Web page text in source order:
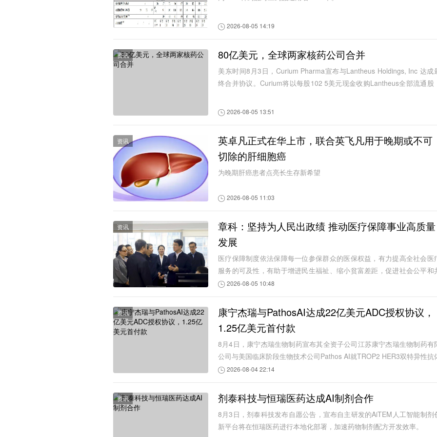
2026-08-05 14:19
资讯 80亿美元，全球两家核药公司合并
美东时间8月3日，Curium Pharma宣布与Lantheus Holdings, Inc 达成
终合并协议。Curium将以每股102 5美元现金收购Lantheus全部流通股
2026-08-05 13:51
资讯
英卓凡正式在华上市，联合英飞凡用于晚期或不可
切除的肝细胞癌
为晚期肝癌患者点亮长生存新希望
2026-08-05 11:03
资讯
章科：坚持为人民出政绩 推动医疗保障事业高质量
发展
医疗保障制度依法保障每一位参保群众的医保权益，有力提高全社会医
服务的可及性，有助于增进民生福祉、缩小贫富差距，促进社会公平和
同富裕。
2026-08-05 10:48
资讯
康宁杰瑞与PathosAI达成22亿美元ADC授权协议，
1.25亿美元首付款
8月4日，康宁杰瑞生物制药宣布其全资子公司江苏康宁杰瑞生物制药有
公司与美国临床阶段生物技术公司Pathos AI就TROP2 HER3双特异性抗
偶联药物JSKN016达成独家授权许可协议。
2026-08-04 22:14
资讯 剂泰科技与恒瑞医药达成AI制剂合作
8月3日，剂泰科技发布自愿公告，宣布自主研发的AiTEM人工智能制剂
新平台将在恒瑞医药进行本地化部署，加速药物制剂配方开发效率。